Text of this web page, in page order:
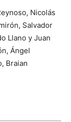
Nicolás
Salvador
Llano y Juan
Ángel
Braian